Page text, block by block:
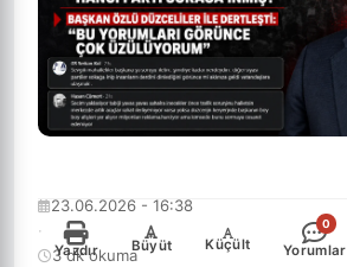
23.06.2026 - 16:38
·
3 dk okuma
Yazdır
+
Büyüt
-
Küçült
0
Yorumlar